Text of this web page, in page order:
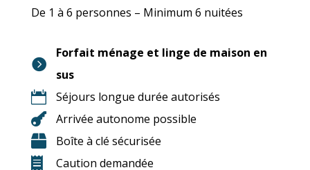
De 1 à 6 personnes – Minimum 6 nuitées

Forfait ménage et linge de maison en
sus

Séjours longue durée autorisés

Arrivée autonome possible

Boîte à clé sécurisée

Caution demandée